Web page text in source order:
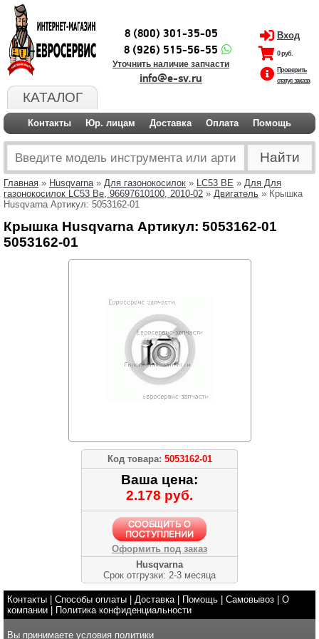
КАТАЛОГ
8 (800) 301-35-05
8 (926) 515-56-55
Уточнить наличие запчасти
info@e-sv.ru
Вход
0 руб.
Проверить
статус заказа
Контакты Юр. лицам Доставка Оплата Помощь
Главная » Husqvarna» Для газонокосилок » LC53 BE » Для Для
газонокосилок LC53 Be, 96697610100, 2010-02 » Двигатель » Крышка
Husqvarna Артикул: 5053162-01
Крышка Husqvarna Артикул: 5053162-01
5053162-01
Код товара: 5053162-01
Ваша цена:
2.178 руб.
Оформить под заказ
Husqvarna
Срок отгрузки: 2-3 месяца
Контакты Способы оплаты Доставка| Помощь Самовывоз
О
компании
Политика конфиденциальности
Вы принимаете условия политики